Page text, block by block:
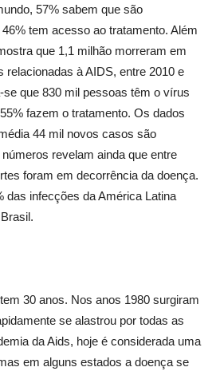
57% sabem que são
tem acesso ao tratamento. Além
que 1,1 milhão morreram em
relacionadas à AIDS, entre 2010 e
que 830 mil pessoas têm o vírus
fazem o tratamento. Os dados
44 mil novos casos são
revelam ainda que entre
foram em decorrência da doença.
das infecções da América Latina
30 anos. Nos anos 1980 surgiram
se alastrou por todas as
da Aids, hoje é considerada uma
em alguns estados a doença se